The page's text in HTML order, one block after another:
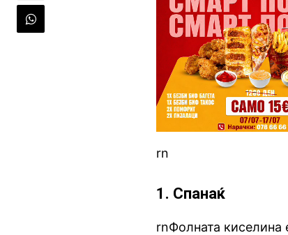
rn
1. Спанаќ
rnФолната киселина